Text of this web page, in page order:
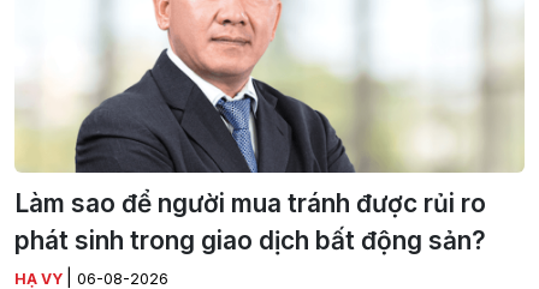
Làm sao để người mua tránh được rủi ro
phát sinh trong giao dịch bất động sản?
HẠ VY 06-08-2026